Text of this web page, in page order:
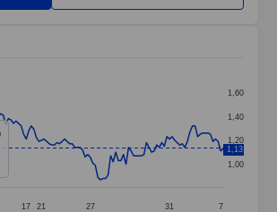
124 data points.
1 X axis displaying categories.
1 Y axis displaying values. Data ranges
17 21 27 31 7
1,00
1,20
1,40
1,60
1,13